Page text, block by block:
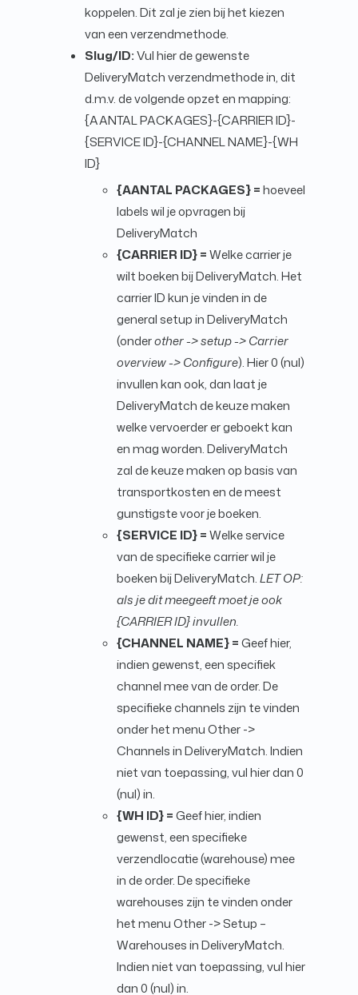
koppelen. Dit zal je zien bij het kiezen
van een verzendmethode.
Slug/ID:Vul hier de gewenste
DeliveryMatch verzendmethode in, dit
d.m.v. de volgende opzet en mapping:
{AANTAL PACKAGES}-{CARRIER ID}-
{SERVICE ID}-{CHANNEL NAME}-{WH
ID}
{AANTAL PACKAGES} =hoeveel
labels wil je opvragen bij
DeliveryMatch
{CARRIER ID} =Welke carrier je
wilt boeken bij DeliveryMatch. Het
carrier ID kun je vinden in de
general setup in DeliveryMatch
(onderother -> setup -> Carrier
overview -> Configure). Hier 0 (nul)
invullen kan ook, dan laat je
DeliveryMatch de keuze maken
welke vervoerder er geboekt kan
en mag worden. DeliveryMatch
zal de keuze maken op basis van
transportkosten en de meest
gunstigste voor je boeken.
{SERVICE ID} =Welke service
van de specifieke carrier wil je
boeken bij DeliveryMatch.LET OP:
als je dit meegeeft moet je ook
{CARRIER ID} invullen.
{CHANNEL NAME} =Geef hier,
indien gewenst, een specifiek
channel mee van de order. De
specifieke channels zijn te vinden
onder het menu Other ->
Channels in DeliveryMatch. Indien
niet van toepassing, vul hier dan 0
(nul) in.
{WH ID} =Geef hier, indien
gewenst, een specifieke
verzendlocatie (warehouse) mee
in de order. De specifieke
warehouses zijn te vinden onder
het menu Other -> Setup –
Warehouses in DeliveryMatch.
Indien niet van toepassing, vul hier
dan 0 (nul) in.